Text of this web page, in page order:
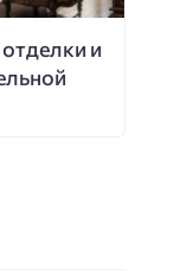
и